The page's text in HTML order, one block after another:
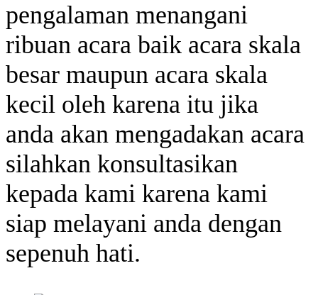
pengalaman menangani
ribuan acara baik acara skala
besar maupun acara skala
kecil oleh karena itu jika
anda akan mengadakan acara
silahkan konsultasikan
kepada kami karena kami
siap melayani anda dengan
sepenuh hati.